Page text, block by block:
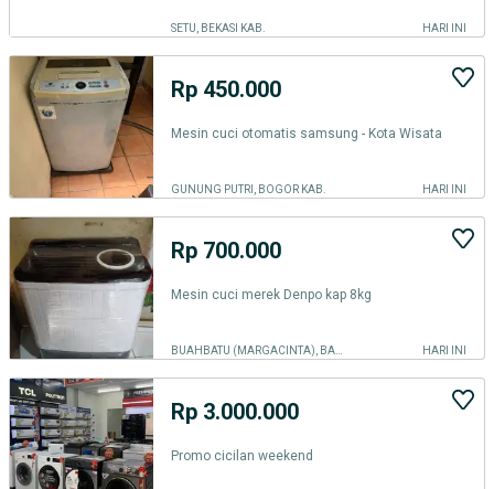
SETU, BEKASI KAB. HARI INI
Rp 450.000
Mesin cuci otomatis samsung - Kota Wisata
GUNUNG PUTRI, BOGOR KAB. HARI INI
Rp 700.000
Mesin cuci merek Denpo kap 8kg
HARI INI
Rp 3.000.000
Promo cicilan weekend